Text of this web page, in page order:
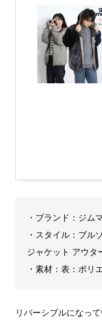
・ブランド：ジ
・スタイル：ブル
ジャケット アウタ
・素材：表：ポ
リバーシブルになっ